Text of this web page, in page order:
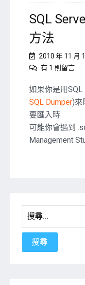
SQL
方法
2010 年 11 月
在
Server
速
匯
入
資
有 1 則留言
如果你是用SQL
SQL Dumper)來
要匯入時
可能你會遇到
Management
搜
尋
關